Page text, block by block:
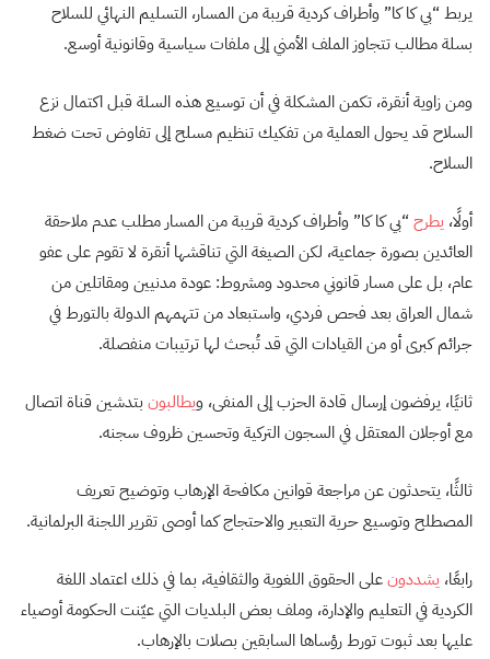
يربط “بي كا كا” وأطراف كردية قريبة من المسار، التسليم النهائي للسلاح
بسلة مطالب تتجاوز الملف الأمني إلى ملفات سياسية وقانونية أوسع.
ومن زاوية أنقرة، تكمن المشكلة في أن توسيع هذه السلة قبل اكتمال نزع
السلاح قد يحول العملية من تفكيك تنظيم مسلح إلى تفاوض تحت ضغط
السلاح.
أولًا، يطرح“بي كا كا” وأطراف كردية قريبة من المسار مطلب عدم ملاحقة
العائدين بصورة جماعية، لكن الصيغة التي تناقشها أنقرة لا تقوم على عفو
عام، بل على مسار قانوني محدود ومشروط: عودة مدنيين ومقاتلين من
شمال العراق بعد فحص فردي، واستبعاد من تتهمهم الدولة بالتورط في
جرائم كبرى أو من القيادات التي قد تُبحث لها ترتيبات منفصلة.
ثانيًا، يرفضون إرسال قادة الحزب إلى المنفى، ويطالبون بتدشين قناة اتصال
مع أوجلان المعتقل في السجون التركية وتحسين ظروف سجنه.
ثالثًا، يتحدثون عن مراجعة قوانين مكافحة الإرهاب وتوضيح تعريف
المصطلح وتوسيع حرية التعبير والاحتجاج كما أوصى تقرير اللجنة البرلمانية.
رابعًا، يشددونعلى الحقوق اللغوية والثقافية، بما في ذلك اعتماد اللغة
الكردية في التعليم والإدارة، وملف بعض البلديات التي عيّنت الحكومة أوصياء
عليها بعد ثبوت تورط رؤساها السابقين بصلات بالإرهاب.